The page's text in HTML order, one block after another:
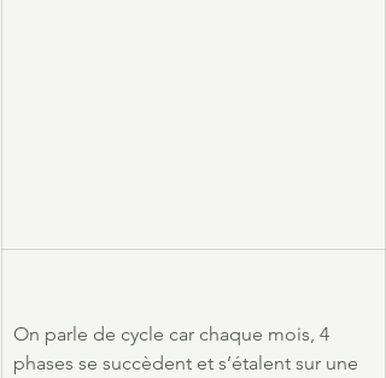
On parle de cycle car chaque mois, 4
phases se succèdent et s’étalent sur une